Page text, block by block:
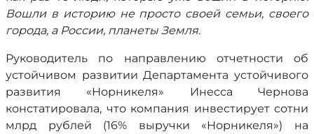
Вошли в историю не просто своей семьи, своего
города, а России, планеты Земля.
Руководитель по направлению отчетности об
устойчивом развитии Департамента устойчивого
развития «Норникеля» Инесса Чернова
констатировала, что компания инвестирует сотни
млрд рублей (16% выручки «Норникеля») на